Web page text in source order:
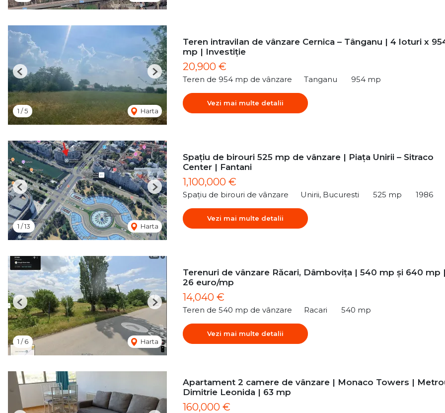
1 /5 Harta
Previous Next
Teren intravilan de vânzare Cernica – Tânganu | 4 loturi x
mp | Investiție
20,900 €
Teren de 954 mp de vânzare Tanganu 954 mp
Vezi mai multe detalii
1 /13 Harta
Previous Next
Spațiu de birouri 525 mp de vânzare | Piața Unirii – Sitraco
Center | Fantani
1,100,000 €
Spațiu de birouri de vânzare Unirii, Bucuresti 525 mp 1986
Vezi mai multe detalii
1 /6 Harta
Previous Next
Terenuri de vânzare Răcari, Dâmbovița | 540 mp și 640 mp
26 euro/mp
14,040 €
Teren de 540 mp de vânzare Racari 540 mp
Vezi mai multe detalii
Apartament 2 camere de vânzare | Monaco Towers |
Dimitrie Leonida | 63 mp
160,000 €